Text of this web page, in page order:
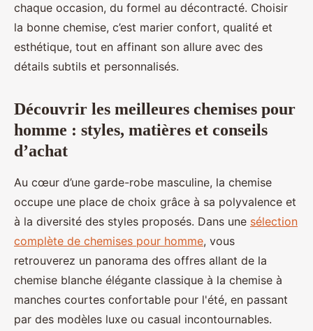
chaque occasion, du formel au décontracté. Choisir
la bonne chemise, c’est marier confort, qualité et
esthétique, tout en affinant son allure avec des
détails subtils et personnalisés.
Découvrir les meilleures chemises pour
homme : styles, matières et conseils
d’achat
Au cœur d’une garde-robe masculine, la chemise
occupe une place de choix grâce à sa polyvalence et
à la diversité des styles proposés. Dans une sélection
complète de chemises pour homme, vous
retrouverez un panorama des offres allant de la
chemise blanche élégante classique à la chemise à
manches courtes confortable pour l'été, en passant
par des modèles luxe ou casual incontournables.